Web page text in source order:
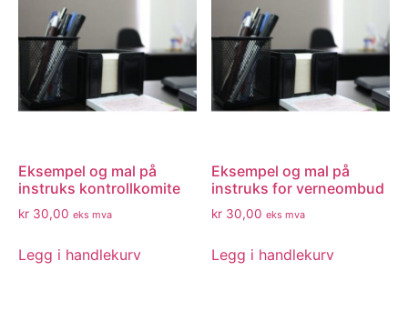
Eksempel og mal på
instruks kontrollkomite
kr 30,00 eks mva
Legg i handlekurv
Eksempel og mal på
instruks for verneombud
kr 30,00 eks mva
Legg i handlekurv